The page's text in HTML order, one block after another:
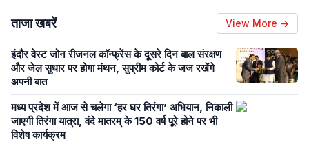
ताजा खबरें View More →
इंदौर वेस्ट जोन रीजनल कॉन्फ्रेंस के दूसरे दिन बाल संरक्षण
और जेल सुधार पर होगा मंथन, सुप्रीम कोर्ट के जज रखेंगे
अपनी बात
मध्य प्रदेश में आज से चलेगा ‘हर घर तिरंगा’ अभियान, निकाली
जाएगी तिरंगा यात्रा, वंदे मातरम् के 150 वर्ष पूरे होने पर भी
विशेष कार्यक्रम